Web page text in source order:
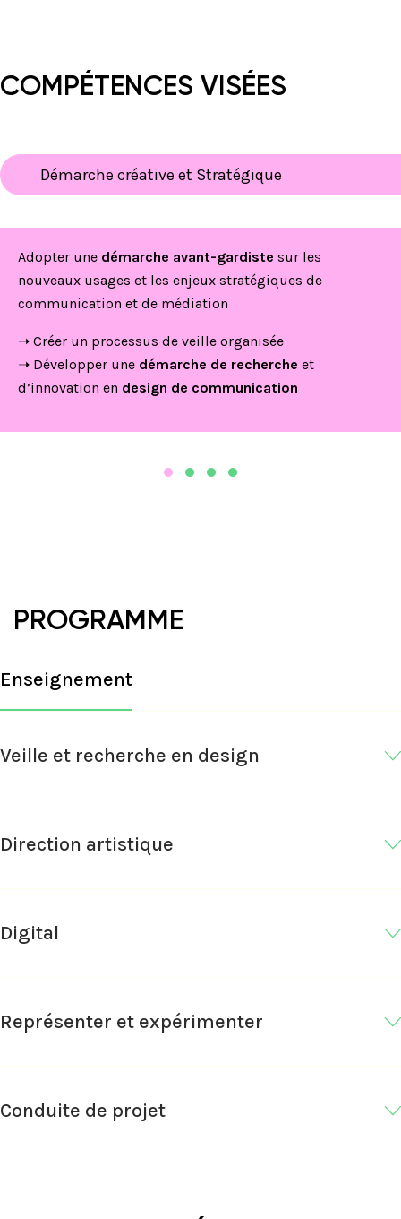
COMPÉTENCES VISÉES
Démarche créative et Stratégique
Adopter une démarche avant-gardiste sur les
nouveaux usages et les enjeux stratégiques de
communication et de médiation
➝ Créer un processus de veille organisée
➝ Développer une démarche de recherche et
d’innovation en design de communication
PROGRAMME
Enseignement
Veille et recherche en design
Direction artistique
Digital
Représenter et expérimenter
Conduite de projet